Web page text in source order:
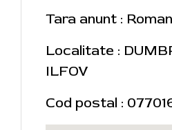
Tara anunt :
Localitate :
ILFOV
Cod postal :